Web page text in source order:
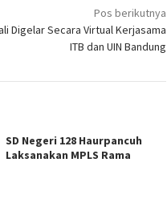
Pos berikutnya
Digelar Secara Virtual Kerjasama
ITB dan UIN Bandung
SD Negeri 128 Haurpancuh
Laksanakan MPLS Rama